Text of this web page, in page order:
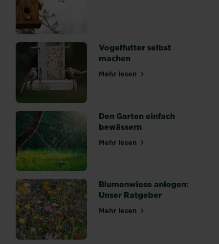
Baumstumpf
im
Weg
steht,
hast
mehrere
Möglichkeiten.
Doch
nicht
alle
sind
geeignet.
Den...
Vogelfutter selbst
machen
Mehr lesenüber Vogelfutter selbst
Den Garten einfach
bewässern
Mehr lesenüber Den Garten einfach
Blumenwiese anlegen:
Unser Ratgeber
Mehr lesenüber Blumenwiese